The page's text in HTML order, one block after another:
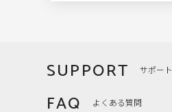
SUPPORT サポート
FAQ よくある質問